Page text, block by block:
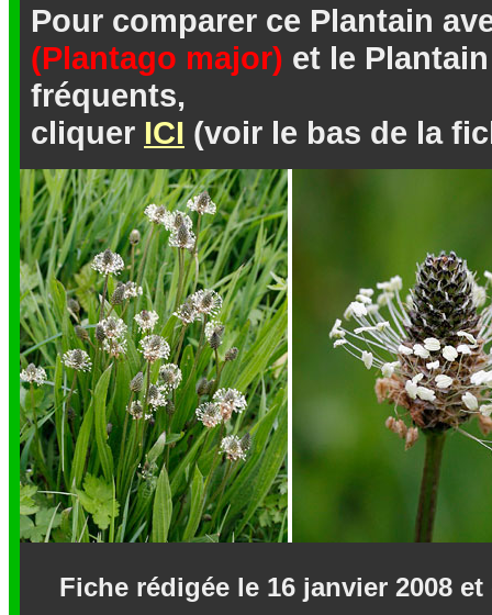
Pour comparer ce Plantain
(Plantago major) et le
fréquents,
cliquer ICI (voir le bas de la
Fiche rédigée le 16 janvier 2008